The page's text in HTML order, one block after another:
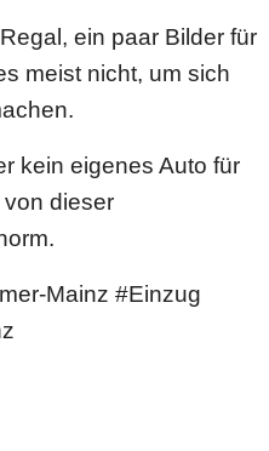
ein paar Bilder für
meist nicht, um sich
kein eigenes Auto für
dieser
Mainz #Einzug